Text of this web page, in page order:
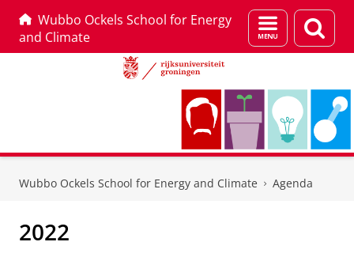
Wubbo Ockels School for Energy
and Climate
Menu
en
Wubbo Ockels School for Energy and Climate Agenda
2022